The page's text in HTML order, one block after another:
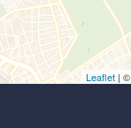
Leaflet | ©